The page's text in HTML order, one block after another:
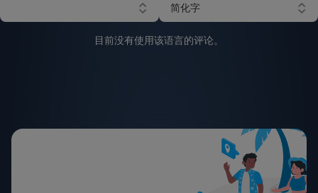
简化字
目前没有使用该语言的评论。